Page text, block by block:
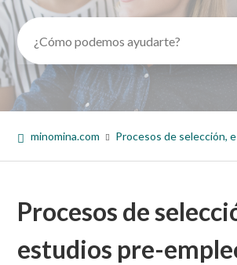
minomina.com Procesos de selección,
Procesos de
estudios pre-